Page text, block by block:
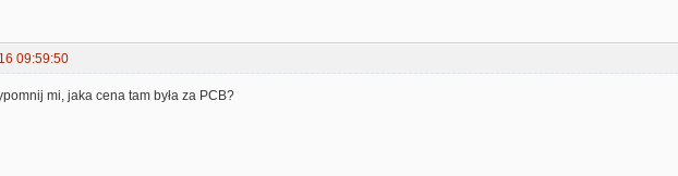
09:59:50
mi, jaka cena tam była za PCB?